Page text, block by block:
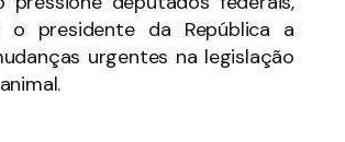
o presidente da República a
urgentes na legislação